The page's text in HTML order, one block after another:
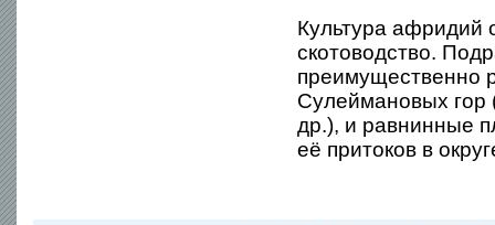
Культура афридий
скотоводство.
преимущественно
Сулеймановых гор
др.), и равнинные
её притоков в